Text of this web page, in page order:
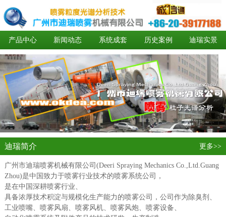
产品中心 新闻动态 系统成套 历史案例 迪瑞实景
加盟代理
迪瑞简介 更多>>
广州市迪瑞喷雾机械有限公司(Deeri Spraying Mechanics Co.,Ltd.Guang
Zhou)是中国致力于喷雾行业技术的喷雾系统公司，
是在中国深耕喷雾行业、
具备浓厚技术积淀与规模化生产能力的喷雾公司，公司作为除臭剂、
工业喷嘴、喷雾风扇、喷雾风机、喷雾风炮、喷雾设备、